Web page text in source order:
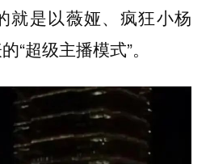
就是以薇娅、疯狂小杨
“超级主播模式”。